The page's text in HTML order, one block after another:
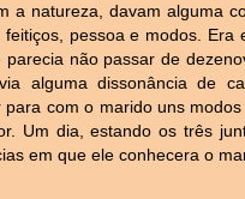
a natureza, davam alguma
pessoa e modos. Era
não passar de
alguma dissonância de
com o marido uns
Um dia, estando os três
em que ele conhecera o